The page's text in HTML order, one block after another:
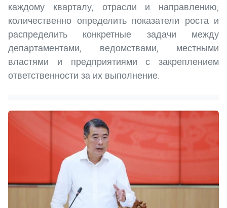
каждому кварталу, отрасли и направлению;
количественно определить показатели роста и
распределить конкретные задачи между
департаментами, ведомствами, местными
властями и предприятиями с закреплением
ответственности за их выполнение.